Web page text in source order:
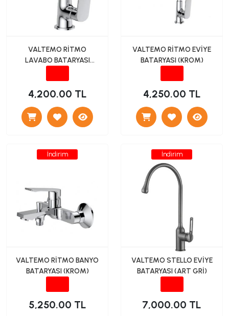
VALTEMO RİTMO
LAVABO BATARYASI
4,200.00 TL
VALTEMO RİTMO EVİYE
BATARYASI (KROM)
4,250.00 TL
İndirim
VALTEMO RİTMO BANYO
BATARYASI (KROM)
5,250.00 TL
İndirim
VALTEMO STELLO EVİYE
BATARYASI (ART GRİ)
7,000.00 TL